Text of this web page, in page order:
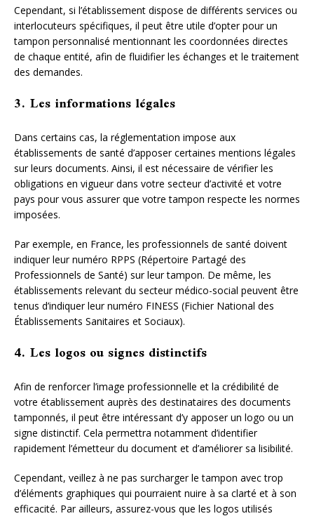
Cependant, si l’établissement dispose de différents services ou
interlocuteurs spécifiques, il peut être utile d’opter pour un
tampon personnalisé mentionnant les coordonnées directes
de chaque entité, afin de fluidifier les échanges et le traitement
des demandes.
3. Les informations légales
Dans certains cas, la réglementation impose aux
établissements de santé d’apposer certaines mentions légales
sur leurs documents. Ainsi, il est nécessaire de vérifier les
obligations en vigueur dans votre secteur d’activité et votre
pays pour vous assurer que votre tampon respecte les normes
imposées.
Par exemple, en France, les professionnels de santé doivent
indiquer leur numéro RPPS (Répertoire Partagé des
Professionnels de Santé) sur leur tampon. De même, les
établissements relevant du secteur médico-social peuvent être
tenus d’indiquer leur numéro FINESS (Fichier National des
Établissements Sanitaires et Sociaux).
4. Les logos ou signes distinctifs
Afin de renforcer l’image professionnelle et la crédibilité de
votre établissement auprès des destinataires des documents
tamponnés, il peut être intéressant d’y apposer un logo ou un
signe distinctif. Cela permettra notamment d’identifier
rapidement l’émetteur du document et d’améliorer sa lisibilité.
Cependant, veillez à ne pas surcharger le tampon avec trop
d’éléments graphiques qui pourraient nuire à sa clarté et à son
efficacité. Par ailleurs, assurez-vous que les logos utilisés